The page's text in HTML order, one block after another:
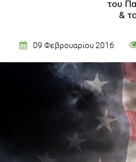
του
&
09 Φεβρουαρίου 2016